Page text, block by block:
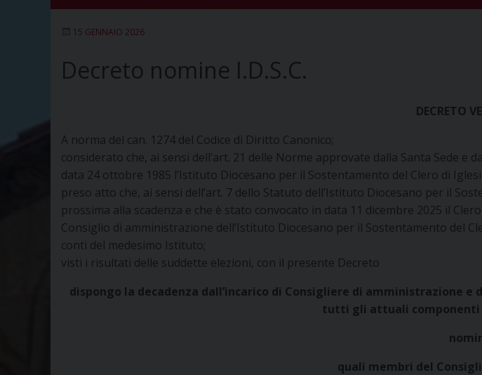
15 GENNAIO 2026
Decreto nomine I.D.S.C.
DECRETO
A norma del can. 1274 del Codice di Diritto Canonico;
considerato che, ai sensi dell’art. 21 delle Norme approvate dalla Santa Sede
data 24 ottobre 1985 l’Istituto Diocesano per il Sostentamento del Clero di
preso atto che, ai sensi dell’art. 7 dello Statuto dell’Istituto Diocesano per il
prossima alla scadenza e che è stato convocato in data 11 dicembre 2025 il
Consiglio di amministrazione dell’Istituto Diocesano per il Sostentamento del
conti del medesimo Istituto;
visti i risultati delle suddette elezioni, con il presente Decreto
dispongo la decadenza dall’incarico di Consigliere di amministrazione e
tutti gli attuali componenti
quali membri del